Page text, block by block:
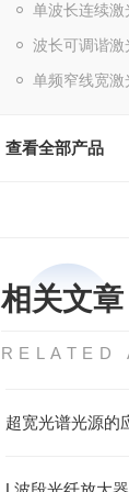
单波长连续激
波长可调谐激
单频窄线宽激
查看全部产品
相关文章
RELATED